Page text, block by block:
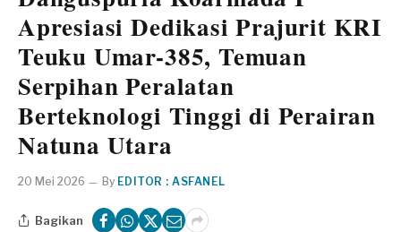
Apresiasi Dedikasi Prajurit KRI
Teuku Umar-385, Temuan
Serpihan Peralatan
Berteknologi Tinggi di Perairan
Natuna Utara
20 Mei 2026 By EDITOR : ASFANEL
Bagikan